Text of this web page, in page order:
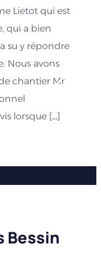
Lietot qui est
qui a bien
su y répondre
Nous avons
chantier Mr
lorsque […]
Bessin